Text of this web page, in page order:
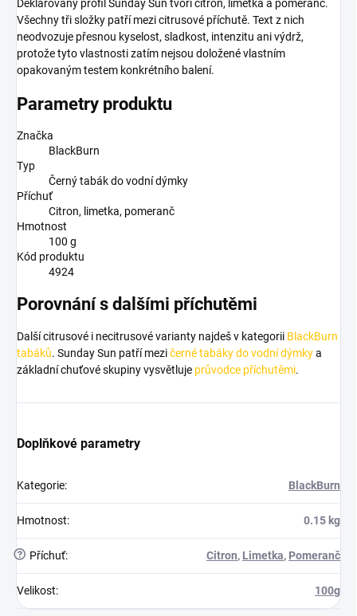
Deklarovaný profil Sunday Sun tvoří citron, limetka a pomeranč.
Všechny tři složky patří mezi citrusové příchutě. Text z nich
neodvozuje přesnou kyselost, sladkost, intenzitu ani výdrž,
protože tyto vlastnosti zatím nejsou doložené vlastním
opakovaným testem konkrétního balení.
Parametry produktu
Značka
BlackBurn
Typ
Černý tabák do vodní dýmky
Příchuť
Citron, limetka, pomeranč
Hmotnost
100 g
Kód produktu
4924
Porovnání s dalšími příchutěmi
Další citrusové i necitrusové varianty najdeš v kategorii BlackBurn
tabáků. Sunday Sun patří mezičerné tabáky do vodní dýmkya
základní chuťové skupiny vysvětluje průvodce příchutěmi.
Doplňkové parametry
Kategorie: BlackBurn
Hmotnost: 0.15 kg
? Příchuť: Citron, Limetka, Pomeranč
Velikost: 100g